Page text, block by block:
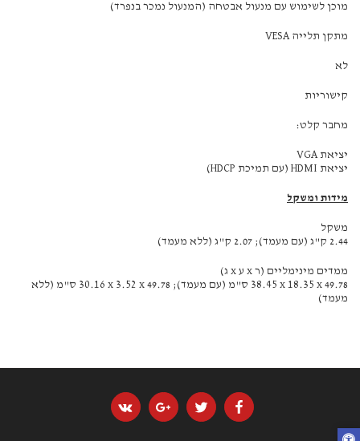
מוכן לשימוש עם מנעול אבטחה (המנעול נמכר בנפרד)
מתקן תלייה VESA‏
לא
קישוריות
מחבר קלט:
יציאת VGA‏
יציאת HDMI (עם תמיכת HDCP‏)
מידות ומשקל
משקל
2.44 ק"ג (עם מעמד); 2.07 ק"ג (ללא מעמד)
ממדים מינימליים (ר x ע x ג)
49.78 x‏ 18.35 x‏ 38.45 ס"מ (עם מעמד); 49.78 x‏ 3.52 x‏ 30.16 ס"מ (ללא
מעמד)